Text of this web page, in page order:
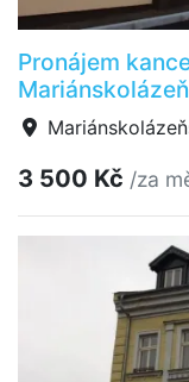
Pronájem
3 500 Kč /za